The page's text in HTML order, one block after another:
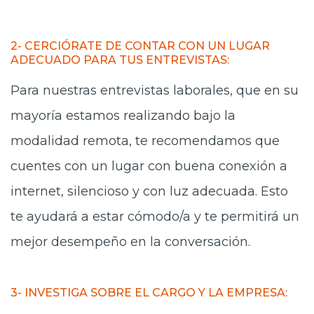
2- CERCIÓRATE DE CONTAR CON UN LUGAR
ADECUADO PARA TUS ENTREVISTAS:
Para nuestras entrevistas laborales, que en su
mayoría estamos realizando bajo la
modalidad remota, te recomendamos que
cuentes con un lugar con buena conexión a
internet, silencioso y con luz adecuada. Esto
te ayudará a estar cómodo/a y te permitirá un
mejor desempeño en la conversación.
3- INVESTIGA SOBRE EL CARGO Y LA EMPRESA: